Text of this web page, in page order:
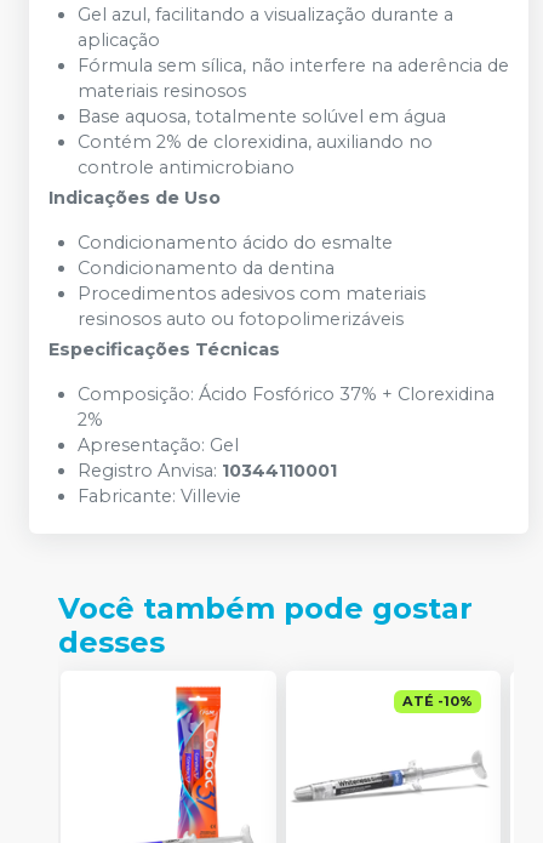
Gel azul, facilitando a visualização durante a
aplicação
Fórmula sem sílica, não interfere na aderência de
materiais resinosos
Base aquosa, totalmente solúvel em água
Contém 2% de clorexidina, auxiliando no
controle antimicrobiano
Indicações de Uso
Condicionamento ácido do esmalte
Condicionamento da dentina
Procedimentos adesivos com materiais
resinosos auto ou fotopolimerizáveis
Especificações Técnicas
Composição: Ácido Fosfórico 37% + Clorexidina
2%
Apresentação: Gel
Registro Anvisa: 10344110001
Fabricante: Villevie
Você também pode gostar
desses
ATÉ -10%